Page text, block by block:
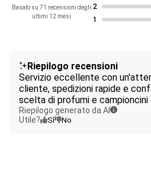
Basato su 71 recensioni degli
ultimi 12 mesi
2
1
Riepilogo recensioni
Servizio eccellente con
cliente, spedizioni rapide e
scelta di profumi e campioncini
Riepilogo generato da AI
Utile?
Sì No